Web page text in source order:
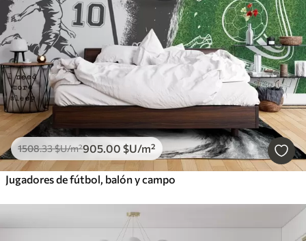
1508.33$U/m²905.00 $U/m²
Jugadores de fútbol, balón y campo